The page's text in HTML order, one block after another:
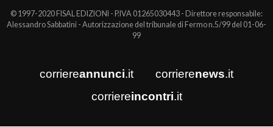
© 1997-2020 FISAL EDIZIONI - P.IVA 01265030443 - Direttore responsabile:
Alessandro Sabbatini - Autorizzazione del tribunale di Fermo n.5/99 del 01-06-
99
corriereannunci.it corrierenews.it
corriereincontri.it